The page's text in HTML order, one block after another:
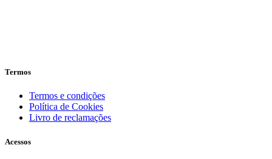
Termos
Termos e condições
Política de Cookies
Livro de reclamações
Acessos